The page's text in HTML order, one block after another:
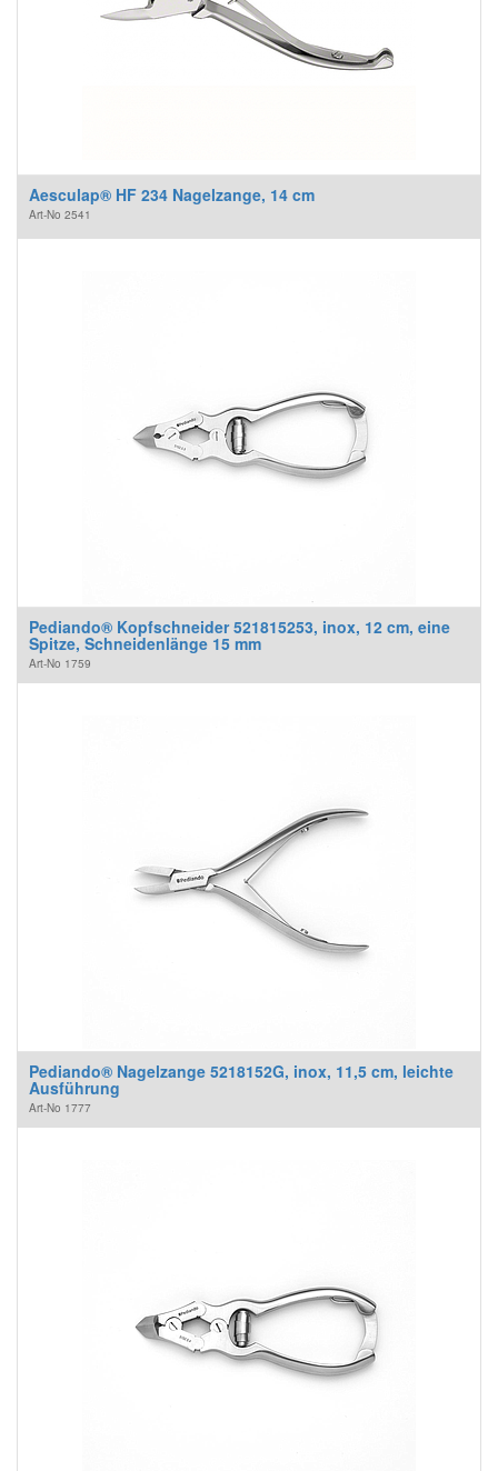
Aesculap® HF 234 Nagelzange, 14 cm
Art-No 2541
Pediando® Kopfschneider 521815253, inox, 12 cm, eine
Spitze, Schneidenlänge 15 mm
Art-No 1759
Pediando® Nagelzange 5218152G, inox, 11,5 cm, leichte
Ausführung
Art-No 1777